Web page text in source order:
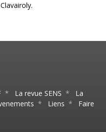
* La revue SENS * La
* Liens * Faire